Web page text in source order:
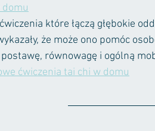
które łączą głębokie
że może ono pomóc
równowagę i ogólną
ćwiczenia tai chi w domu